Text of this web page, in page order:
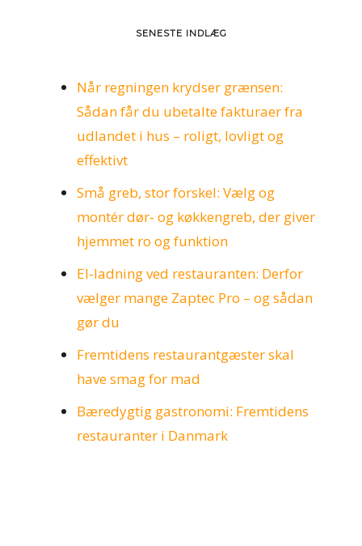
SENESTE INDLÆG
Når regningen krydser grænsen:
Sådan får du ubetalte fakturaer fra
udlandet i hus – roligt, lovligt og
effektivt
Små greb, stor forskel: Vælg og
montér dør‑ og køkkengreb, der giver
hjemmet ro og funktion
El‑ladning ved restauranten: Derfor
vælger mange Zaptec Pro – og sådan
gør du
Fremtidens restaurantgæster skal
have smag for mad
Bæredygtig gastronomi: Fremtidens
restauranter i Danmark